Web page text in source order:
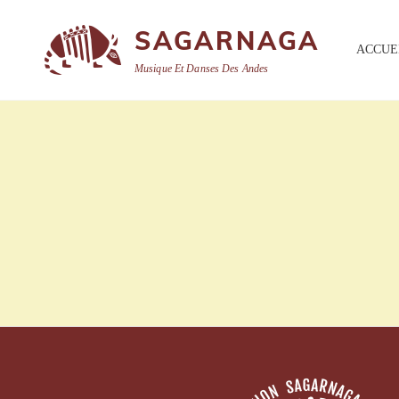
SAGARNAGA
Musique Et Danses Des Andes